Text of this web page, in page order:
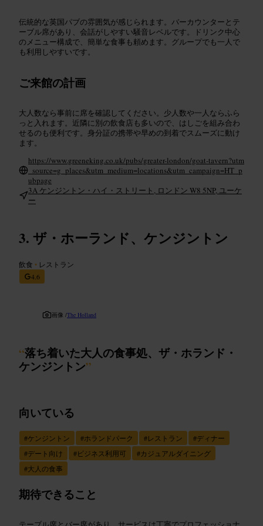
伝統的な英国パブの雰囲気が感じられます。バーカウンターとテ
ーブル席があり、会話がしやすい騒音レベルです。ドリンク中心
のメニュー構成で、簡単な食事も頼めます。グループでも一人で
も利用しやすいです。
ご来館の計画
大人数なら事前に席を確認してください。少人数や一人ならふら
っと入れます。近隣に別の飲食店も多いので、はしごを組み合わ
せるのも便利です。身分証の携帯や早めの到着でスムーズに動け
ます。
https://www.greeneking.co.uk/pubs/greater-london/goat-tavern?utm
_source=g_places&utm_medium=locations&utm_campaign=HT_p
ubpage
3A ケンジントン・ハイ・ストリート, ロンドン W8 5NP, ユーケ
ー
ザ・ホーランド、ケンジントン
飲食 • レストラン
4.6
画像 /The Holland
“落ち着いた大人の食事処、ザ・ホランド・
ケンジントン”
向いている
#ケンジントン #ホランドパーク #レストラン #ディナー
#デート向け #ビジネス利用可 #カジュアルダイニング
#大人の食事
期待できること